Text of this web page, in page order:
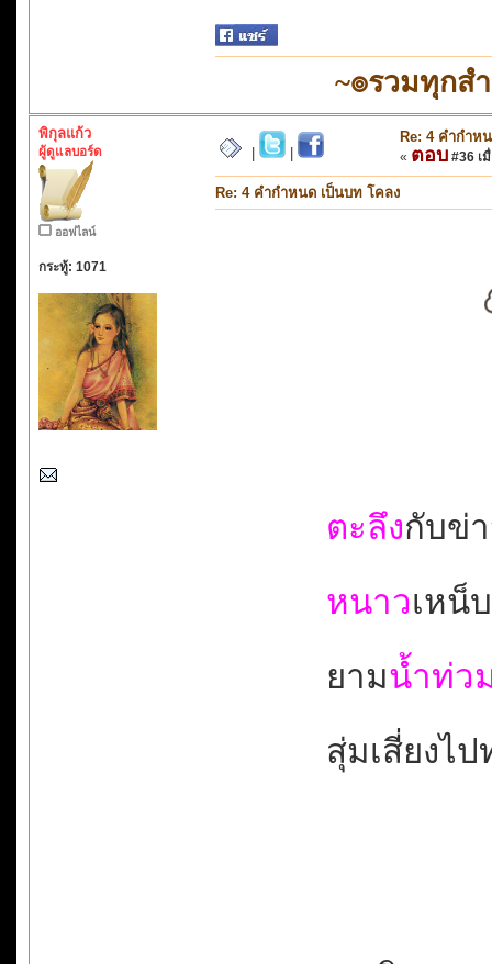
~๏รวมทุกส
พิกุลแก้ว
ผู้ดูแลบอร์ด
ออฟไลน์
กระทู้: 1071
Re: 4 คำกำห
« ตอบ #36 เ
Re: 4 คำกำหนด เป็นบท โคลง
ตะลึงกับข่
หนาวเหน็
ยามน้ำท่ว
สุ่มเสี่ยงไ